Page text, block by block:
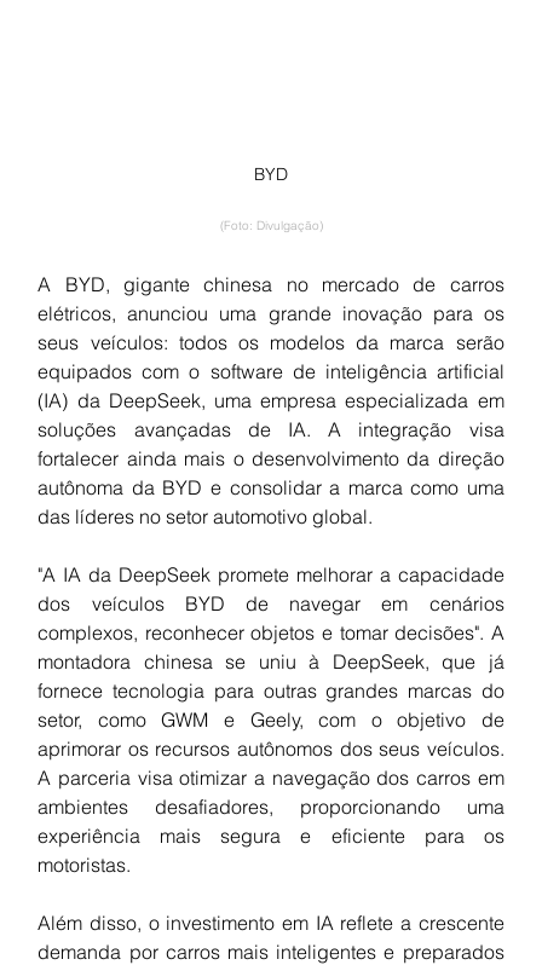
BYD
(Foto: Divulgação)
A BYD, gigante chinesa no mercado de carros
elétricos, anunciou uma grande inovação para os
seus veículos: todos os modelos da marca serão
equipados com o software de inteligência artificial
(IA) da DeepSeek, uma empresa especializada em
soluções avançadas de IA. A integração visa
fortalecer ainda mais o desenvolvimento da direção
autônoma da BYD e consolidar a marca como uma
das líderes no setor automotivo global.
"A IA da DeepSeek promete melhorar a capacidade
dos veículos BYD de navegar em cenários
complexos, reconhecer objetos e tomar decisões". A
montadora chinesa se uniu à DeepSeek, que já
fornece tecnologia para outras grandes marcas do
setor, como GWM e Geely, com o objetivo de
aprimorar os recursos autônomos dos seus veículos.
A parceria visa otimizar a navegação dos carros em
ambientes desafiadores, proporcionando uma
experiência mais segura e eficiente para os
motoristas.
Além disso, o investimento em IA reflete a crescente
demanda por carros mais inteligentes e preparados